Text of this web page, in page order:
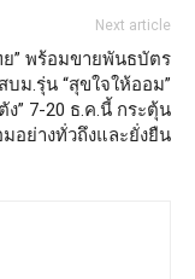
Next article
ย” พร้อมขายพันธบัตร
บม.รุ่น “สุขใจให้ออม”
ง” 7-20 ธ.ค.นี้ กระตุ้น
มอย่างทั่วถึงและยั่งยืน